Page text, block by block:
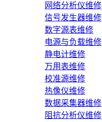
网络分析仪维修
信号发生器维修
数字源表维修
电源与负载维修
静电计维修
万用表维修
校准源维修
热像仪维修
数据采集器维修
阻抗分析仪维修